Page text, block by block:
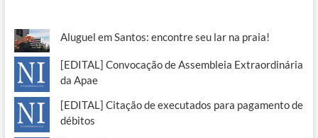
Aluguel em Santos: encontre seu lar na praia!
[EDITAL] Convocação de Assembleia Extraordinária
da Apae
[EDITAL] Citação de executados para pagamento de
débitos